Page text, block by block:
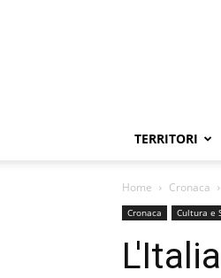
TERRITORI
Home Cronaca
Cronaca Cultura e